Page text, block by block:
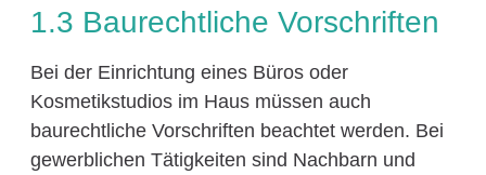
1.3 Baurechtliche Vorschriften
Bei der Einrichtung eines Büros oder
Kosmetikstudios im Haus müssen auch
baurechtliche Vorschriften beachtet werden. Bei
gewerblichen Tätigkeiten sind Nachbarn und